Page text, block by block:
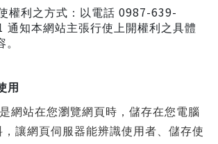
權利之方式：以電話0987-639-
通知本網站主張行使上開權利之具體
。
用
是網站在您瀏覽網頁時，儲存在您電腦
，讓網頁伺服器能辨識使用者、儲存使